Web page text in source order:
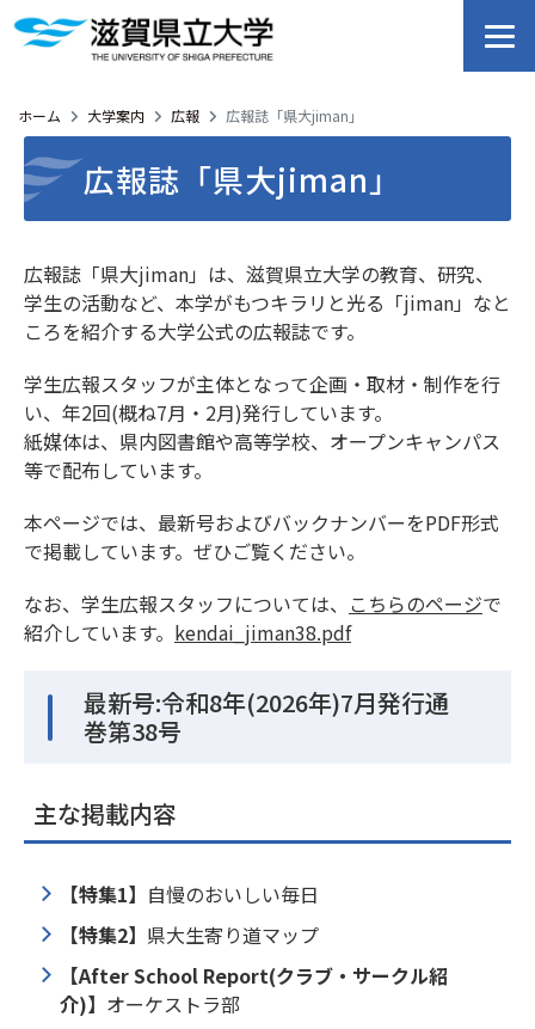
ホーム 大学案内 広報 広報誌「県大jiman」
広報誌「県大jiman」
広報誌「県大jiman」は、滋賀県立大学の教育、研究、
学生の活動など、本学がもつキラリと光る「jiman」なと
ころを紹介する大学公式の広報誌です。
学生広報スタッフが主体となって企画・取材・制作を行
い、年2回(概ね7月・2月)発行しています。
紙媒体は、県内図書館や高等学校、オープンキャンパス
等で配布しています。
本ページでは、最新号およびバックナンバーをPDF形式
で掲載しています。ぜひご覧ください。
なお、学生広報スタッフについては、 こちらのページで
紹介しています。 kendai_jiman38.pdf
最新号:令和8年(2026年)7月発行通
巻第38号
主な掲載内容
【特集1】 自慢のおいしい毎日
【特集2】 県大生寄り道マップ
【After School Report(クラブ・サークル紹
介)】 オーケストラ部